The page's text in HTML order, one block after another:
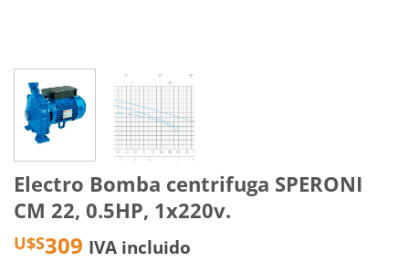
Electro Bomba centrifuga SPERONI
CM 22, 0.5HP, 1x220v.
U$S309 IVA incluido